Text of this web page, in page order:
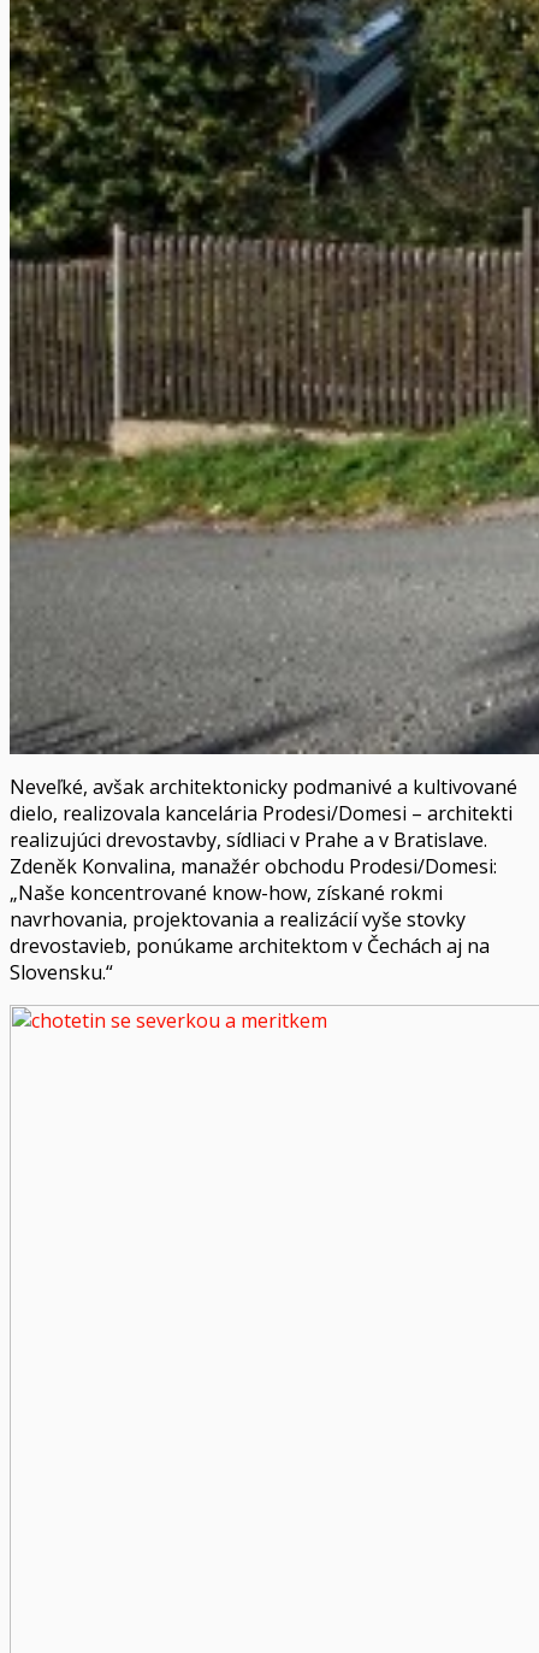
Neveľké, avšak architektonicky podmanivé a kultivované
dielo, realizovala kancelária Prodesi/Domesi – architekti
realizujúci drevostavby, sídliaci v Prahe a v Bratislave.
Zdeněk Konvalina, manažér obchodu Prodesi/Domesi:
„Naše koncentrované know-how, získané rokmi
navrhovania, projektovania a realizácií vyše stovky
drevostavieb, ponúkame architektom v Čechách aj na
Slovensku.“